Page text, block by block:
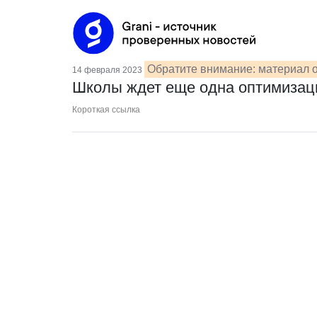
14 февраля 2023 Обратите внимание: материал
Школы ждет еще одна
Короткая ссылка